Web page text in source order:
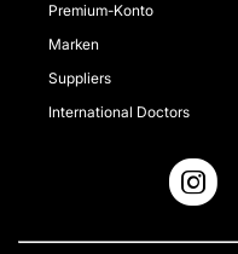
Premium-Konto
Marken
Suppliers
International Doctors